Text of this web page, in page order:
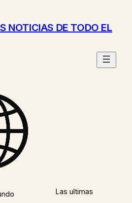
NOTICIAS DE TODO EL
Las ultimas